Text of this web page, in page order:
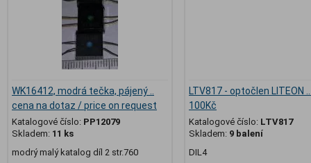
WK16412, modrá tečka, pájený ..
cena na dotaz / price on request
Katalogové číslo: PP12079
Skladem: 11 ks
modrý malý katalog díl 2 str.760
LTV817 - optočlen LITEON
100Kč
Katalogové číslo: LTV817
Skladem: 9 balení
DIL4